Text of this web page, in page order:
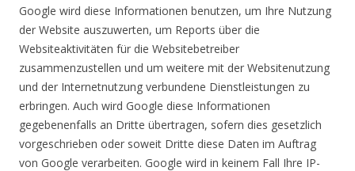
Google wird diese Informationen benutzen, um Ihre Nutzung
der Website auszuwerten, um Reports über die
Websiteaktivitäten für die Websitebetreiber
zusammenzustellen und um weitere mit der Websitenutzung
und der Internetnutzung verbundene Dienstleistungen zu
erbringen. Auch wird Google diese Informationen
gegebenenfalls an Dritte übertragen, sofern dies gesetzlich
vorgeschrieben oder soweit Dritte diese Daten im Auftrag
von Google verarbeiten. Google wird in keinem Fall Ihre IP-